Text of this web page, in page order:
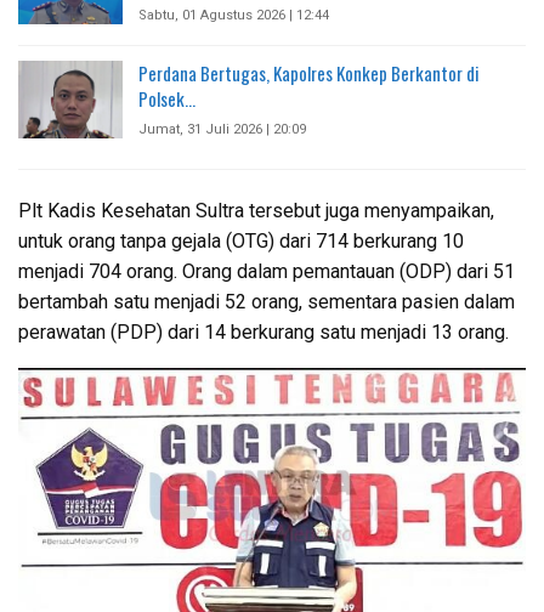
Sabtu, 01 Agustus 2026 | 12:44
Perdana Bertugas, Kapolres Konkep Berkantor di
Polsek…
Jumat, 31 Juli 2026 | 20:09
Plt Kadis Kesehatan Sultra tersebut juga menyampaikan,
untuk orang tanpa gejala (OTG) dari 714 berkurang 10
menjadi 704 orang. Orang dalam pemantauan (ODP) dari 51
bertambah satu menjadi 52 orang, sementara pasien dalam
perawatan (PDP) dari 14 berkurang satu menjadi 13 orang.